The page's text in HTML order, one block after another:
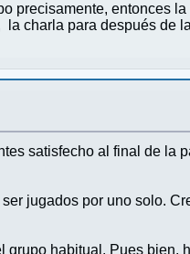
precisamente, entonces
charla para después de
satisfecho al final de la
jugados por uno solo.
grupo habitual. Pues bien,